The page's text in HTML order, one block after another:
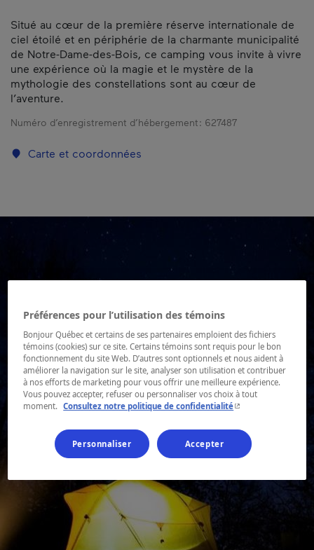
Situé au cœur de la première réserve internationale de
ciel étoilé et en périphérie de la charmante municipalité
de Notre-Dame-des-Bois, ce camping vous invite à vivre
une expérience où la magie et le mystère de la
mythologie des constellations sont au cœur de
l’aventure.
Numéro d’enregistrement d’hébergement : 627487
Carte et coordonnées
Préférences pour l’utilisation des témoins
Bonjour Québec et certains de ses partenaires emploient des fichiers
témoins (cookies) sur ce site. Certains témoins sont requis pour le bon
fonctionnement du site Web. D’autres sont optionnels et nous aident à
améliorer la navigation sur le site, analyser son utilisation et contribuer
à nos efforts de marketing pour vous offrir une meilleure expérience.
Vous pouvez accepter, refuser ou personnaliser vos choix à tout
moment.
Consultez notre politique de confidentialité- Cet hyperlien
Personnaliser Accepter